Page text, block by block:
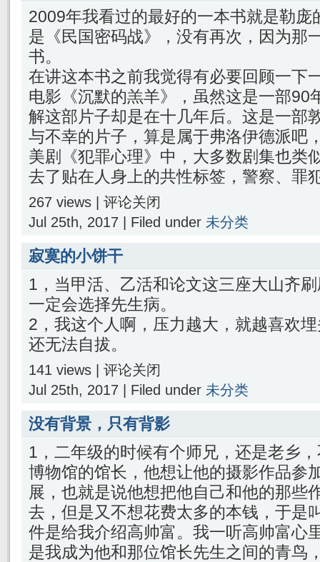
2009年我看过的最好的一本书就是勒庞
是《民国密码战》，没有再次，因为那
书。
在讲这本书之前我觉得有必要回顾一下
电影《沉默的羔羊》，虽然这是一部90
解这部片子却是在十几年后。这是一部
与不幸的片子，算是属于弗洛伊德派吧
美剧《犯罪心理》中，大多数剧集也类
去了贴在人身上的共性标签，警察、罪
267 views | 评论关闭
Jul 25th, 2017 | Filed under 未分类
寂寞的小饼干
1，当甲活、乙活和论文这三座大山齐
一定会选择先生病。
2，我这个人啊，压力越大，就越喜欢
还无法自拔。
141 views | 评论关闭
Jul 25th, 2017 | Filed under 未分类
没有背景，只有背影
1，二年级的时候有个师兄，还是老乡
博物馆的馆长，他想让他的摄影作品参
展，也就是说他想把他自己和他的那些
去，但是又不想花费太多的本钱，于是
件是给我介绍高帅富。我一听高帅富心
是我成为他和那位馆长先生之间的青鸟